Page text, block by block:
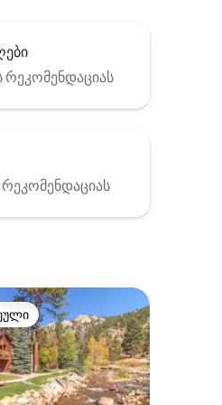
მოწინავე ვარიანტი